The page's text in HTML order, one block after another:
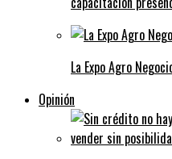
La Expo Agro
Opinión